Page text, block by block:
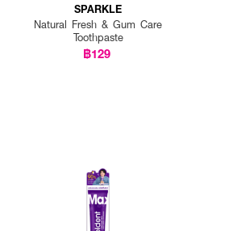
SPARKLE
Natural Fresh & Gum Care
Toothpaste
฿129